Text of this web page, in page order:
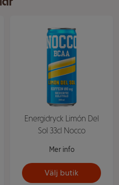
Energidryck Limón Del
Sol 33cl Nocco
Mer info
Välj butik